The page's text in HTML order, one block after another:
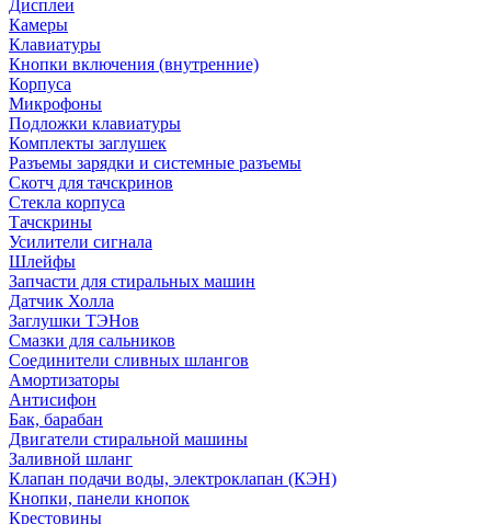
Дисплеи
Камеры
Клавиатуры
Кнопки включения (внутренние)
Корпуса
Микрофоны
Подложки клавиатуры
Комплекты заглушек
Разъемы зарядки и системные разъемы
Скотч для тачскринов
Стекла корпуса
Тачскрины
Усилители сигнала
Шлейфы
Запчасти для стиральных машин
Датчик Холла
Заглушки ТЭНов
Смазки для сальников
Соединители сливных шлангов
Амортизаторы
Антисифон
Бак, барабан
Двигатели стиральной машины
Заливной шланг
Клапан подачи воды, электроклапан (КЭН)
Кнопки, панели кнопок
Крестовины